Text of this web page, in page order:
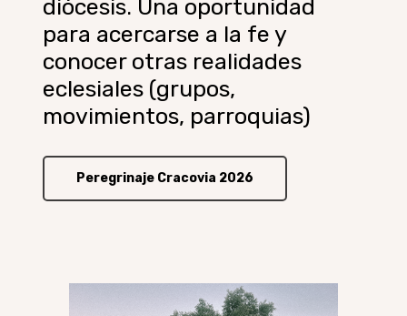
diócesis. Una oportunidad
para acercarse a la fe y
conocer otras realidades
eclesiales (grupos,
movimientos, parroquias)
Peregrinaje Cracovia 2026